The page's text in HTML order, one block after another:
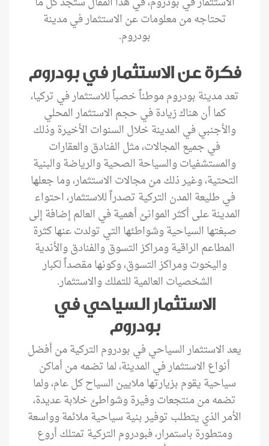
تحتاجه من معلومات عن الاستثمار في مدينة
بودروم.
فكرة عن الاستثمار في بودروم
تعد مدينة بودروم موطناً خصباً للاستثمار في تركيا،
كما أن هناك زيادة في حجم الاستثمار المحلي
والأجنبي في المدينة خلال السنوات الأخيرة وذلك
في جميع المجالات، مثل الفنادق والعقارات
والمستشفيات والسياحة الصحية والرياضة والبنية
التحتية، وغير ذلك من مجالات الاستثمار، وما جعلها
في طليعة المدن التركية تصدراً للاستثمار، احتواء
المدينة على أكثر الموانئ أهمية في العالم إضافة إلى
صبغتها السياحية وشواطئها التي تولدت عنها كثرة
المطاعم الراقية ومراكز التسوق والفنادق والأندية
واليخوت ومراكز التسوق، وكونها مقصداً لكبار
الشخصيات العالمية للتملك والاستثمار.
الاستثمار السياحي في
بودروم
يعد الاستثمار السياحي في بودروم التركية من أفضل
أنواع الاستثمار في المدينة، لما تضمه من أماكن
سياحية يقوم بزيارتها ملايين السياح كل عام، ولما
تضمه من منتجعات وفيرة وشواطئ خلابة عديدة،
الأمر الذي يتطلب توفير بنية سياحية ملائمة وواسعة
ومتطورة باستمرار، فبودروم التركية تمتلك أروع